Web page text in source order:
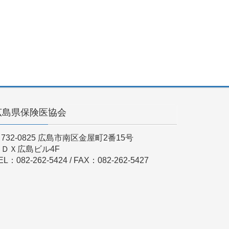
島県保険医協会
732-0825 広島市南区金屋町2番15号
ＤＸ広島ビル4F
：082-262-5424 / FAX：082-262-5427